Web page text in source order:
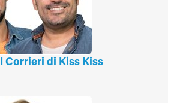
I Corrieri di Kiss Kiss